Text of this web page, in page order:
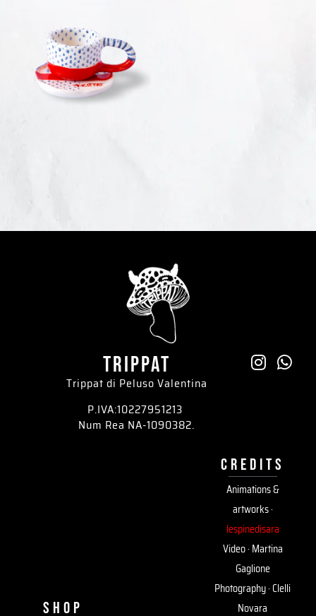
38,00€
VIEW
DETAILS
trippat
Trippat di Peluso Valentina
P.IVA:10227951213
Num Rea NA-1090382.
SHOP
credits
Animations &
artworks ·
lespinedisara
Video · Martina
Gaglione
Photography · Clelli
Novara